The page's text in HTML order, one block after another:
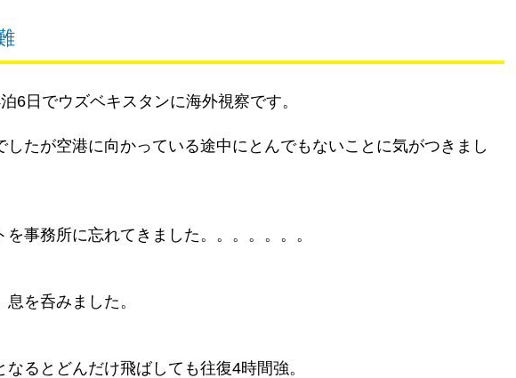
6日でウズベキスタンに海外視察です。
したが空港に向かっている途中にとんでもないことに気がつきまし
を事務所に忘れてきました。。。。。。。
息を呑みました。
なるとどんだけ飛ばしても往復4時間強。